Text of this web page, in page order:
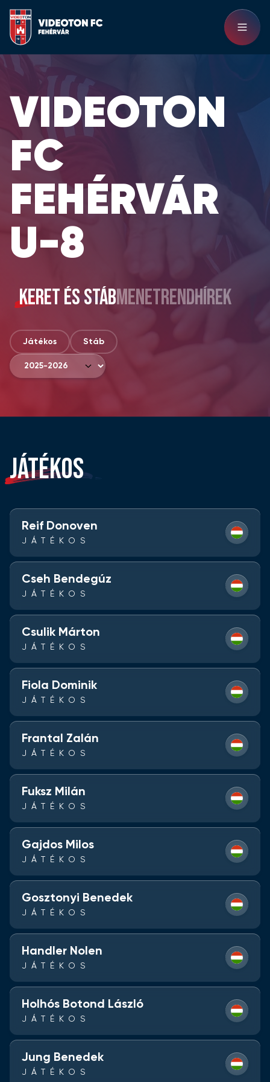
VIDEOTON
FC
FEHÉRVÁR
U-8
KERET ÉS STÁBMENETRENDHÍREK
Játékos Stáb
JÁTÉKOS
Reif Donoven
JÁTÉKOS
Cseh Bendegúz
JÁTÉKOS
Csulik Márton
JÁTÉKOS
Fiola Dominik
JÁTÉKOS
Frantal Zalán
JÁTÉKOS
Fuksz Milán
JÁTÉKOS
Gajdos Milos
JÁTÉKOS
Gosztonyi Benedek
JÁTÉKOS
Handler Nolen
JÁTÉKOS
Holhós Botond László
JÁTÉKOS
Jung Benedek
JÁTÉKOS